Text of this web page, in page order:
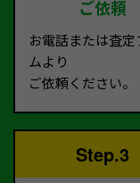
ご依頼
お電話または査定
ムより
ご依頼ください。
Step.3